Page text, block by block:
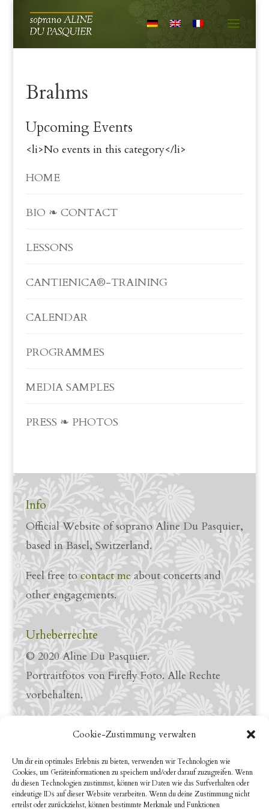
Cookie-Zustimmung verwalten
Um dir ein optimales Erlebnis zu bieten, verwenden wir Technologien wie
Cookies, um Geräteinformationen zu speichern und/oder darauf zuzugreifen. Wenn
du diesen Technologien zustimmst, können wir Daten wie das Surfverhalten oder
eindeutige IDs auf dieser Website verarbeiten. Wenn du deine Zustimmung nicht
erteilst oder zurückziehst, können bestimmte Merkmale und Funktionen
Brahms
Upcoming Events
<li>No events in this category</li>
HOME
BIO ❧ CONTACT
LESSONS
CANTIENICA®-TRAINING
CALENDAR
PROGRAMMES
MEDIA SAMPLES
PRESS ❧ PHOTOS
Info
Official Website of soprano Aline Du Pasquier,
based in Basel, Switzerland.
Feel free to contact meabout concerts and
other engagements.
Urheberrechte
© 2020 Aline Du Pasquier.
Portraitfotos von Firefly Foto. Alle Rechte
vorbehalten.
LinkedIn Profile
YouTube